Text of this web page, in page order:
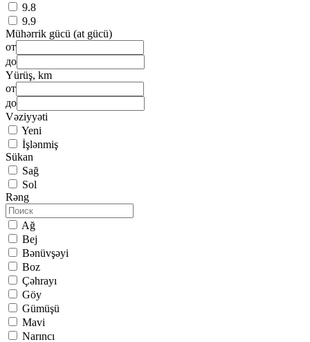
9.8
9.9
Mühərrik gücü (at gücü)
от
до
Yürüş, km
от
до
Vəziyyəti
Yeni
İşlənmiş
Sükan
Sağ
Sol
Rəng
Ağ
Bej
Bənüvşəyi
Boz
Çəhrayı
Göy
Gümüşü
Mavi
Narıncı